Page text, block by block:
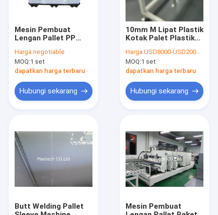
Mesin Pembuat
Lengan Pallet PP
Conpearl Board
Otomatis
Harga:negotiable
MOQ:1 set
dapatkan harga terbaru
Hubungi sekarang
10mm M Lipat Plastik
Kotak Palet Plastik
Produksi Sleeve
Harga:USD8000-USD200000
MOQ:1 set
dapatkan harga terbaru
Hubungi sekarang
Butt Welding Pallet
Mesin Pembuat